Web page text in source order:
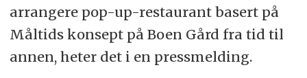
arrangere pop-up-restaurant basert på
Måltids konsept på Boen Gård fra tid til
annen, heter det i en pressmelding.